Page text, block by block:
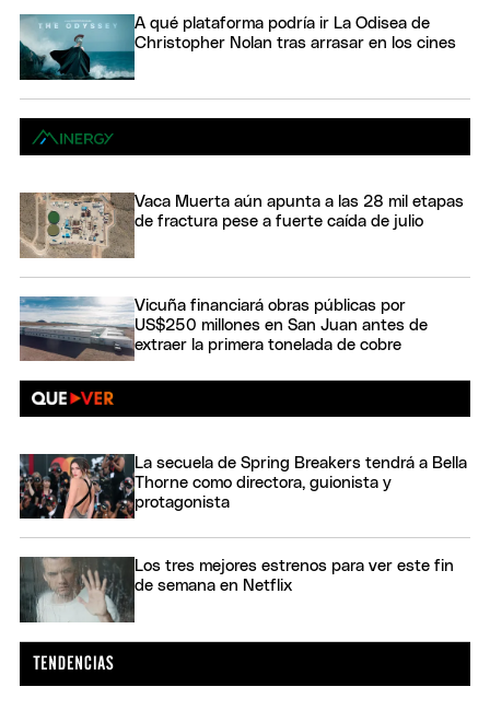
A qué plataforma podría ir La Odisea de
Christopher Nolan tras arrasar en los cines
Vaca Muerta aún apunta a las 28 mil etapas
de fractura pese a fuerte caída de julio
Vicuña financiará obras públicas por
US$250 millones en San Juan antes de
extraer la primera tonelada de cobre
La secuela de Spring Breakers tendrá a Bella
Thorne como directora, guionista y
protagonista
Los tres mejores estrenos para ver este fin
de semana en Netflix